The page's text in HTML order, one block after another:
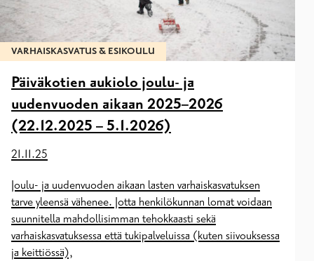
VARHAISKASVATUS & ESIKOULU
Päiväkotien aukiolo joulu- ja
uudenvuoden aikaan 2025–2026
(22.12.2025 – 5.1.2026)
21.11.25
Joulu- ja uudenvuoden aikaan lasten varhaiskasvatuksen
tarve yleensä vähenee. Jotta henkilökunnan lomat voidaan
suunnitella mahdollisimman tehokkaasti sekä
varhaiskasvatuksessa että tukipalveluissa (kuten siivouksessa
ja keittiössä),